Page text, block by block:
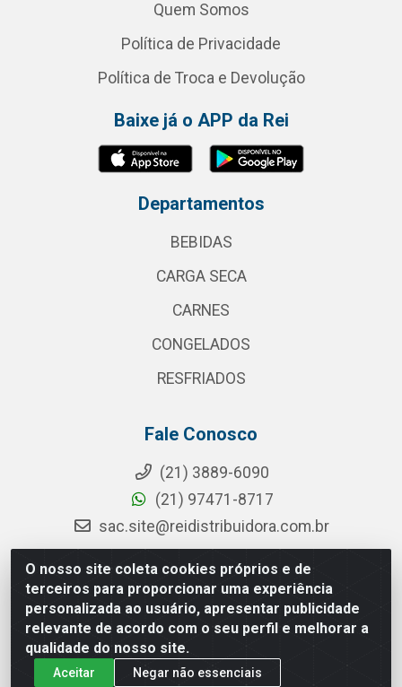
O nosso site coleta cookies próprios e de
terceiros para proporcionar uma experiência
personalizada ao usuário, apresentar publicidade
relevante de acordo com o seu perfil e melhorar a
qualidade do nosso site.
Aceitar Negar não essenciais
Quem Somos
Política de Privacidade
Política de Troca e Devolução
Baixe já o APP da Rei
Departamentos
BEBIDAS
CARGA SECA
CARNES
CONGELADOS
RESFRIADOS
Fale Conosco
(21) 3889-6090
(21) 97471-8717
sac.site@reidistribuidora.com.br
Rei Distribuidora - Rua da Cevada, 115 - Penha Circular, Rio de
Janeiro/RJ - CEP 21.011-080 - CNPJ 11.203.563/0001-01